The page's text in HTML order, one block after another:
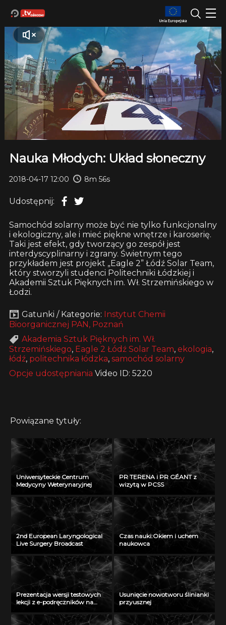
Nauka Młodych: Układ słoneczny
2018-04-17 12:00 8m 56s
Udostępnij:
Samochód solarny może być nie tylko funkcjonalny
i ekologiczny, ale i mieć piękne wnętrze i karoserię.
Taki jest efekt, gdy tworzący go zespół jest
interdyscyplinarny i zgrany. Świetnym tego
przykładem jest projekt „Eagle 2” Łódź Solar Team,
który stworzyli studenci Politechniki Łódzkiej i
Akademii Sztuk Pięknych im. Wł. Strzemińskiego w
Łodzi.
Gatunki / Kategorie: Instytut Chemii
Bioorganicznej PAN, Poznań
Akademia Sztuk Pięknych im. Wł.
Strzemińskiego, Eagle 2 Łódź Solar Team, ekologia,
łódź, politechnika łódzka, samochód solarny
Opcje udostępniania Video ID: 5220
Powiązane tytuły:
Uniwersyteckie Centrum
Medycyny Weterynaryjnej
PR TERENA i PR GÉANT z
wizytą w PCSS
2nd European Laryngological
Live Surgery Broadcast
Czas nauki:Okiem i uchem
naukowca
Prezentacja wersji testowych
lekcji z e-podręczników na
Usunięcie nowotworu ślinianki
przyusznej